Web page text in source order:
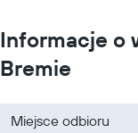
Informacje o
Bremie
Miejsce odbioru